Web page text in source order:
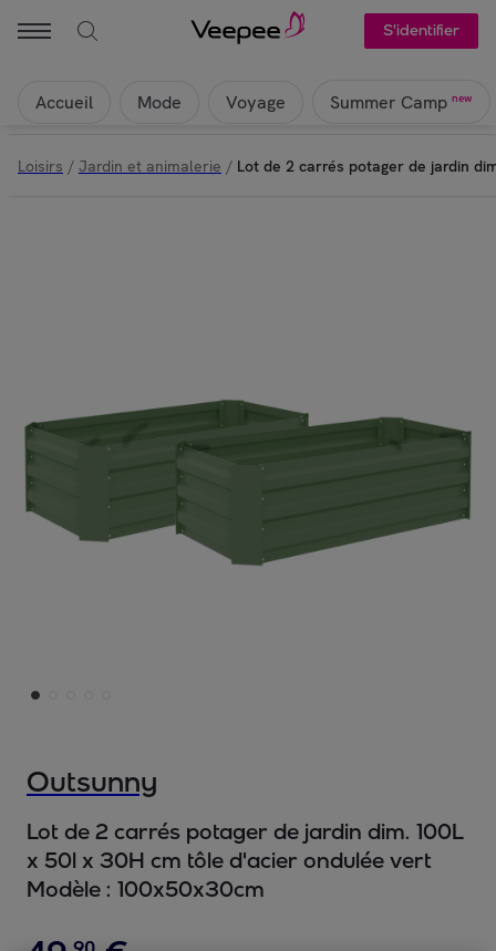
S'identifier
Accueil Mode Voyage Summer Camp new
Loisirs / Jardin et animalerie / Lot de 2 carrés potager de jardin
Outsunny
Lot de 2 carrés potager de jardin dim. 100L
x 50l x 30H cm tôle d'acier ondulée vert
Modèle : 100x50x30cm